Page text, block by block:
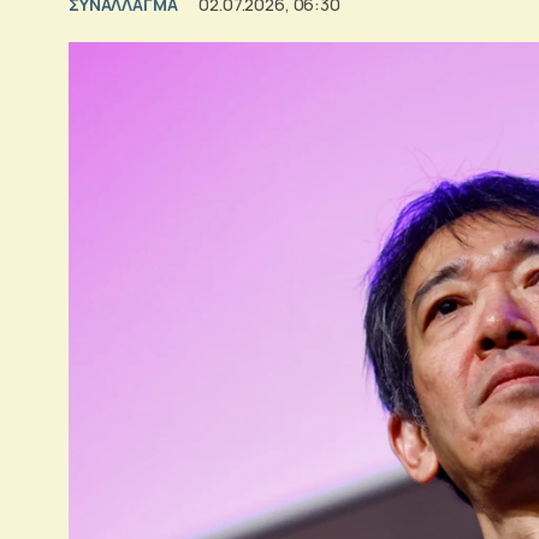
ΣΥΝΑΛΛΑΓΜΑ 02.07.2026, 06:30